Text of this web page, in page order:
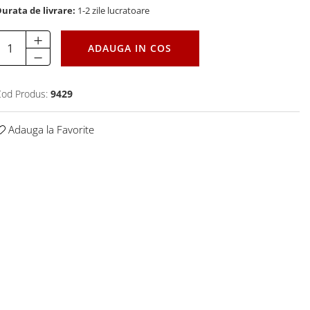
de livrare: 1-2 zile lucratoare
ADAUGA IN COS
Produs: 9429
Adauga la Favorite